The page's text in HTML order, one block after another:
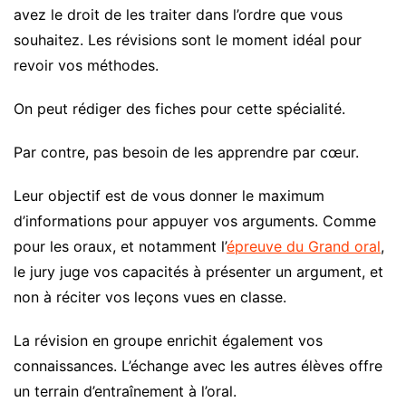
avez le droit de les traiter dans l’ordre que vous
souhaitez. Les révisions sont le moment idéal pour
revoir vos méthodes.
On peut rédiger des fiches pour cette spécialité.
Par contre, pas besoin de les apprendre par cœur.
Leur objectif est de vous donner le maximum
d’informations pour appuyer vos arguments. Comme
pour les oraux, et notamment l’épreuve du Grand oral,
le jury juge vos capacités à présenter un argument, et
non à réciter vos leçons vues en classe.
La révision en groupe enrichit également vos
connaissances. L’échange avec les autres élèves offre
un terrain d’entraînement à l’oral.